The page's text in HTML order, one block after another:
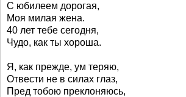
С юбилеем дорогая,
Моя милая жена.
40 лет тебе сегодня,
Чудо, как ты хороша.
Я, как прежде, ум теряю,
Отвести не в силах глаз,
Пред тобою преклоняюсь,